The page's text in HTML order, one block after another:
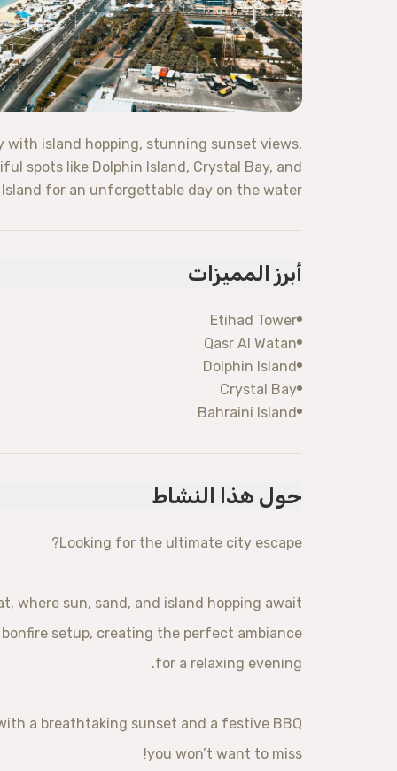
island hopping, stunning sunset views,
spots like Dolphin Island, Crystal Bay, and
for an unforgettable day on the water.
أبرز المميزات
Etihad Tower
Qasr Al Watan
Dolphin Island
Crystal Bay
Bahraini Island
حول هذا النشاط
Looking for the ultimate city escape?
where sun, sand, and island hopping await.
setup, creating the perfect ambiance
for a relaxing evening.
a breathtaking sunset and a festive BBQ
you won’t want to miss!